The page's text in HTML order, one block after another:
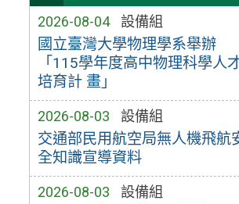
2026-08-04 設備組
國立臺灣大學物理學系舉辦
「115學年度高中物理科學人
培育計 畫」
2026-08-03 設備組
交通部民用航空局無人機飛航
全知識宣導資料
2026-08-03 設備組